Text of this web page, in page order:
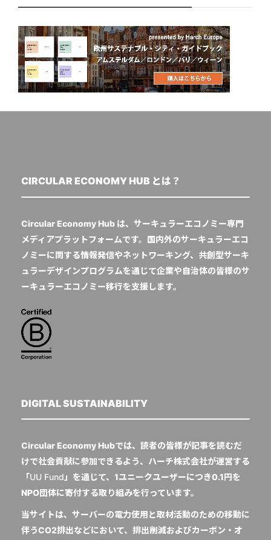
CIRCULAR ECONOMY HUB とは？
Circular Economy Hub は、サーキュラーエコノミー専門
メディアプラットフォームです。国内外のサーキュラーエコ
ノミーに関する情報発信やネットワーキング、共創型サーキ
ュラーデザインプログラムを通じて企業や自治体の皆様のサ
ーキュラーエコノミー移行を支援します。
DIGITAL SUSTAINABILITY
Circular Economy Hubでは、読者の皆様が記事を読むだ
けで社会貢献に参加できるよう、ハーチ株式会社が運営する
「UU Fund 」を通じて、1ユニークユーザーにつき0.1円を
NPO団体に寄付する取り組みを行っています。
当サイトは、サーバーの電力使用と取材活動のための移動に
伴うCO2排出などにおいて、排出削減およびカーボン・オ